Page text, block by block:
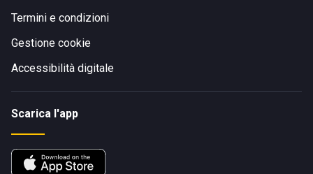
Termini e condizioni
Gestione cookie
Accessibilità digitale
Scarica l'app